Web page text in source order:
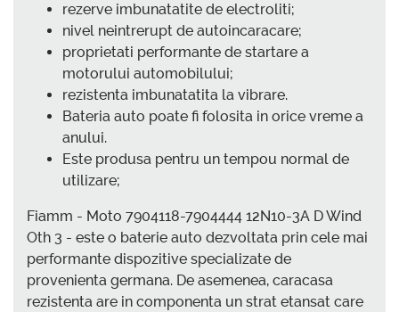
rezerve imbunatatite de electroliti;
nivel neintrerupt de autoincaracare;
proprietati performante de startare a
motorului automobilului;
rezistenta imbunatatita la vibrare.
Bateria auto poate fi folosita in orice vreme a
anului.
Este produsa pentru un tempou normal de
utilizare;
Fiamm - Moto 7904118-7904444 12N10-3A D Wind
Oth 3 - este o baterie auto dezvoltata prin cele mai
performante dispozitive specializate de
provenienta germana. De asemenea, caracasa
rezistenta are in componenta un strat etansat care